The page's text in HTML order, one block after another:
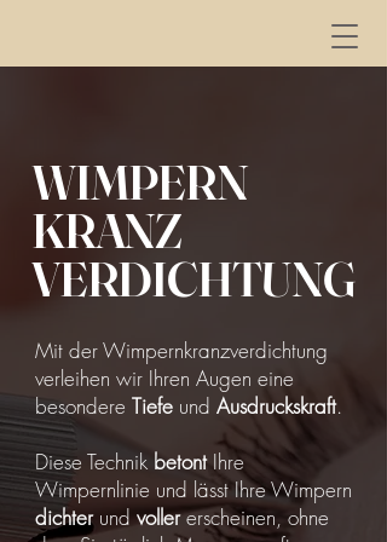
WIMPERN
KRANZ
VERDICHTUNG
Mit der Wimpernkranzverdichtung
verleihen wir Ihren Augen eine
besondere Tiefe und Ausdruckskraft.
Diese Technik betontIhre
Wimpernlinie und lässt Ihre Wimpern
dichter undvollererscheinen, ohne